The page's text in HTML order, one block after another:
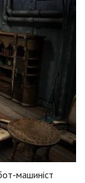
машиніст